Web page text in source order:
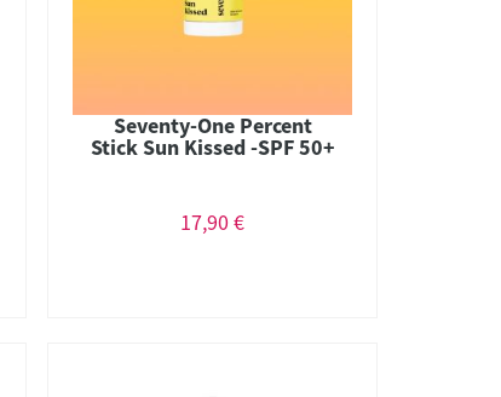
Seventy-One Percent
Stick Sun Kissed -SPF 50+
17,90 €